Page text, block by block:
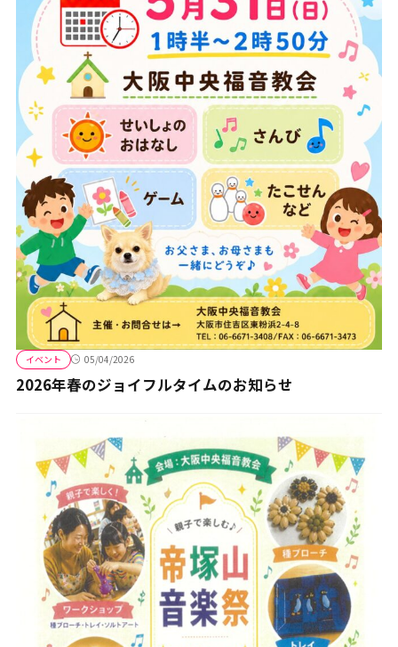
イベント 05/04/2026
2026年春のジョイフルタイムのお知らせ